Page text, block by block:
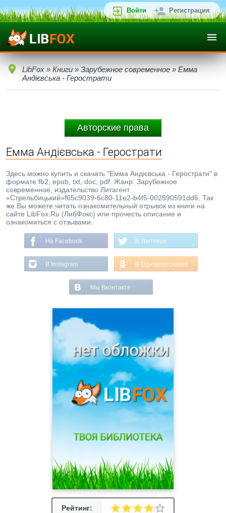
Войти Регистрация
LibFox » Книги » Зарубежное современное » Емма
Андієвська - Герострати
Авторские права
Емма Андієвська - Герострати
Здесь можно купить и скачать "Емма Андієвська - Герострати" в
формате fb2, epub, txt, doc, pdf. Жанр: Зарубежное
современное, издательство Литагент
«Стрельбицький»f65c9039-6c80-11e2-b4f5-002590591dd6. Так
же Вы можете читать ознакомительный отрывок из книги на
сайте LibFox.Ru (ЛибФокс) или прочесть описание и
ознакомиться с отзывами.
На Facebook В Твиттере
В Instagram В Одноклассниках
Мы Вконтакте
Рейтинг: